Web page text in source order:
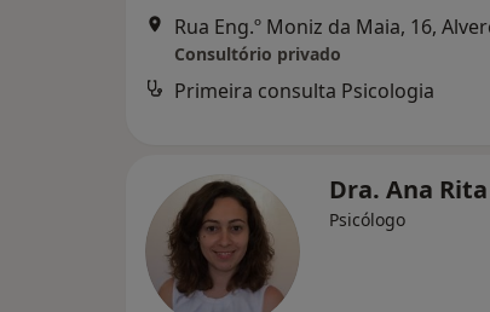
Consultório privado
Primeira consulta Psicologia
Dra. Ana
Psicólogo